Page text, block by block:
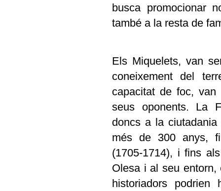
busca promocionar
també a la resta de
Els Miquelets, van
coneixement del
capacitat de foc,
seus oponents. La
doncs a la
més de 300 anys,
(1705-1714), i fins
Olesa i al seu entorn,
historiadors